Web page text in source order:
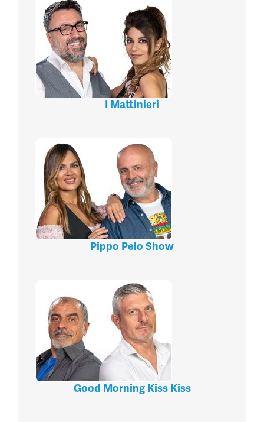
I Mattinieri
Pippo Pelo Show
Good Morning Kiss Kiss